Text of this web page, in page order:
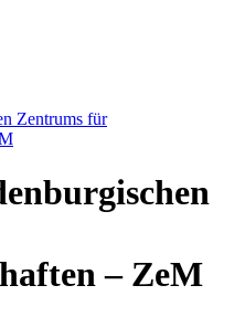
Zentrums für
– ZeM